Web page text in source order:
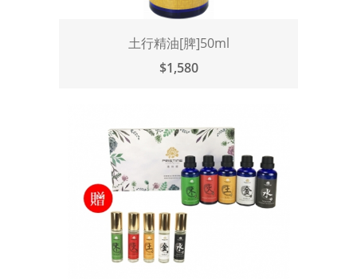
土行精油[脾]50ml
$1,580